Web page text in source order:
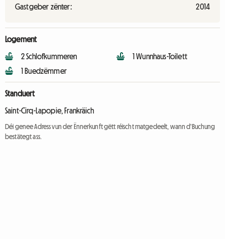
Gastgeber zënter:
2014
Logement
2 Schlofkummeren
1 Buedzëmmer
1 Wunnhaus-Toilett
Standuert
Saint-Cirq-Lapopie, Frankräich
Déi genee Adress vun der Ënnerkunft gëtt réischt matgedeelt, wann d'Buchung
bestätegt ass.